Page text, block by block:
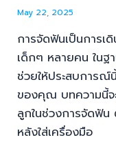
May 22, 2025
การจัดฟันเป็นการเ
เด็กๆ หลายคน ใน
ช่วยให้ประสบการณ์
ของคุณ บทความนี้จ
ลูกในช่วงการจัดฟัน
หลังใส่เครื่องมือ